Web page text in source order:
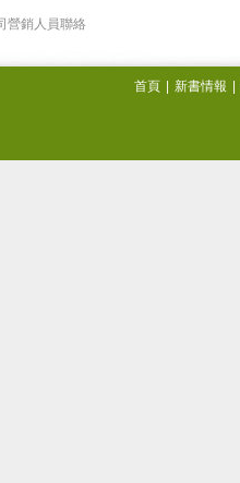
營銷人員聯絡
首頁 新書情報